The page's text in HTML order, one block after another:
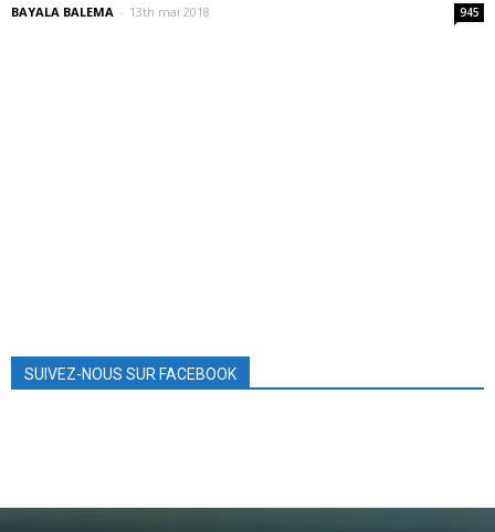
BAYALA BALEMA - 13th mai 2018 945
SUIVEZ-NOUS SUR FACEBOOK